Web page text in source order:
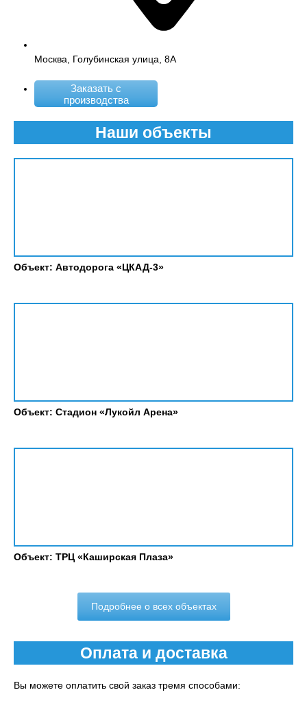
Москва, Голубинская улица, 8А
Заказать с
производства
Наши объекты
Объект: Автодорога «ЦКАД-3»
Объект: Стадион «Лукойл Арена»
Объект: ТРЦ «Каширская Плаза»
Подробнее о всех объектах
Оплата и доставка
Вы можете оплатить свой заказ тремя способами: